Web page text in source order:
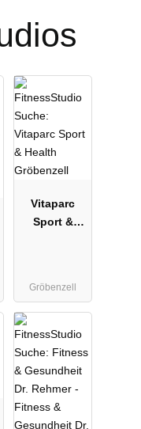
Vitaparc
Sport &
Gröbenzell